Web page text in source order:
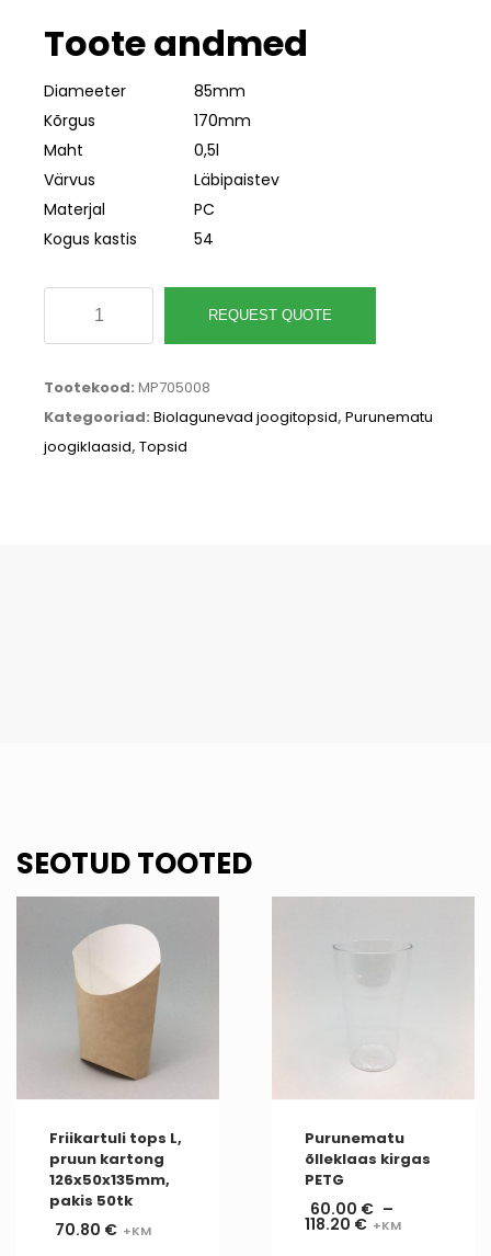
Toote andmed
Diameeter
85mm
Kõrgus
170mm
Maht
0,5l
Värvus
Läbipaistev
Materjal
PC
Kogus kastis
54
0.5l,
läbipaistev
PC
REQUEST QUOTE
Tootekood: MP705008
Kategooriad: Biolagunevad joogitopsid, Purunematu
joogiklaasid, Topsid
SEOTUD TOOTED
Friikartuli tops L,
pruun kartong
126x50x135mm,
pakis 50tk
70.80 €
Purunematu
õlleklaas kirgas
PETG
60.00 € –
118.20 €